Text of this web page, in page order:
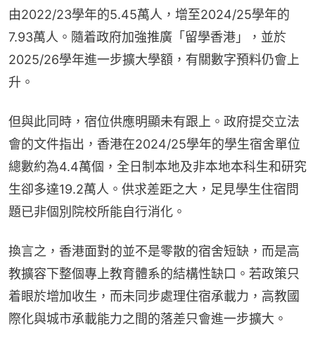
由2022/23學年的5.45萬人，增至2024/25學年的
7.93萬人。隨着政府加強推廣「留學香港」，並於
2025/26學年進一步擴大學額，有關數字預料仍會上
升。
但與此同時，宿位供應明顯未有跟上。政府提交立法
會的文件指出，香港在2024/25學年的學生宿舍單位
總數約為4.4萬個，全日制本地及非本地本科生和研究
生卻多達19.2萬人。供求差距之大，足見學生住宿問
題已非個別院校所能自行消化。
換言之，香港面對的並不是零散的宿舍短缺，而是高
教擴容下整個專上教育體系的結構性缺口。若政策只
着眼於增加收生，而未同步處理住宿承載力，高教國
際化與城市承載能力之間的落差只會進一步擴大。